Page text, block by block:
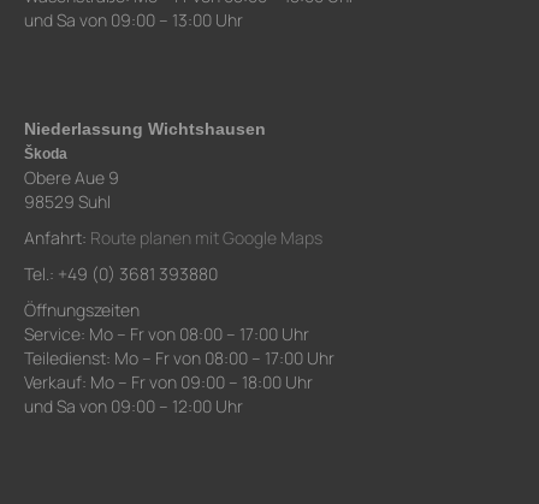
und Sa von 09:00 – 13:00 Uhr
Niederlassung Wichtshausen
Škoda
Obere Aue 9
98529 Suhl
Anfahrt: Route planen mit Google Maps
Tel.: +49 (0) 3681 393880
Öffnungszeiten
Service: Mo – Fr von 08:00 – 17:00 Uhr
Teiledienst: Mo – Fr von 08:00 – 17:00 Uhr
Verkauf: Mo – Fr von 09:00 – 18:00 Uhr
und Sa von 09:00 – 12:00 Uhr